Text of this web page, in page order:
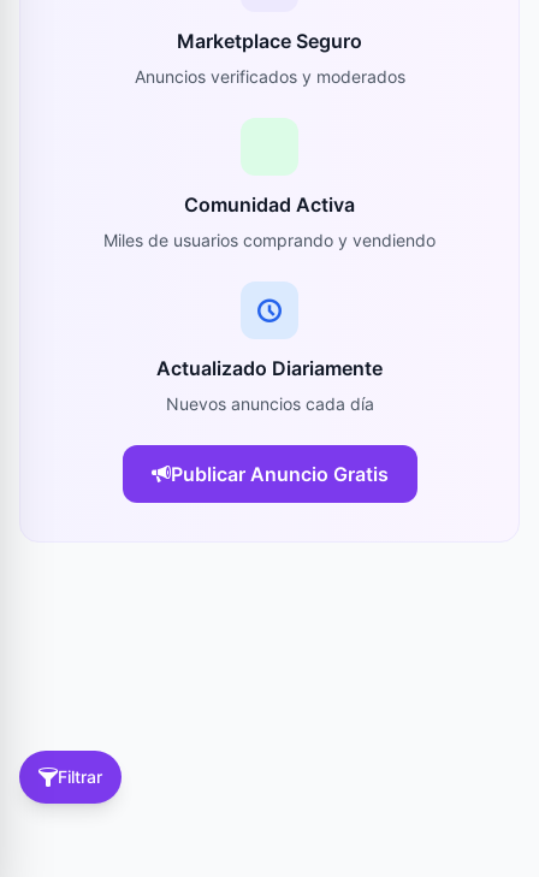
Filtrar
Marketplace Seguro
Anuncios verificados y moderados
Comunidad Activa
Miles de usuarios comprando y vendiendo
Actualizado Diariamente
Nuevos anuncios cada día
Publicar Anuncio Gratis